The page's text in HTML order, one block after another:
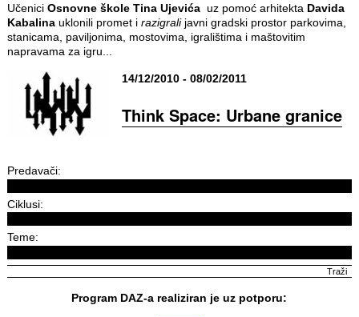
Učenici Osnovne škole Tina Ujevićauz pomoć arhitekta Davida
Kabalinauklonili promet i razigralijavni gradski prostor parkovima,
stanicama, paviljonima, mostovima, igralištima i maštovitim
napravama za igru...
14/12/2010 - 08/02/2011
Think Space: Urbane granice
Predavači:
Ciklusi:
Teme:
Program DAZ-a realiziran je uz potporu: